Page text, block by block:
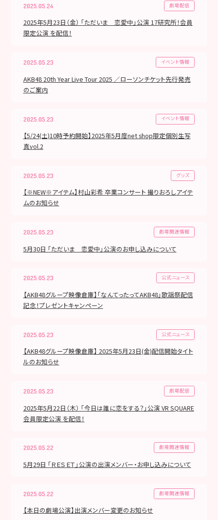
2025.05.24 劇場配信
2025年5月23日（金） 「ただいま 恋愛中」公演 17研究所！会員
限定公演 を配信！
2025.05.23 イベント情報
AKB48 20th Year Live Tour 2025 ／ローソンチケット先行発売
のご案内
2025.05.23 イベント情報
【5/24(土)10時予約開始】2025年5月度net shop限定個別生写
真vol.2
2025.05.23 グッズ
【※NEW※アイテム】村山彩希 卒業コンサート 撮りおろしアイテ
ムのお知らせ
2025.05.23 劇場関連情報
5月30日 「ただいま 恋愛中」公演のお申し込みについて
2025.05.23 公式ニュース
【AKB48グループ映像倉庫】「なんてったってAKB48」歌謡祭配信
記念！プレゼントキャンペーン
2025.05.23 公式ニュース
【AKB48グループ映像倉庫】 2025年5月23日(金)配信開始タイト
ルのお知らせ
2025.05.23 劇場配信
2025年5月22日（木） 「今日は誰に恋をする？」公演 VR SQUARE
会員限定公演 を配信！
2025.05.22 劇場関連情報
5月29日 「ＲＥＳＥＴ」公演の出演メンバー・お申し込みについて
2025.05.22 劇場関連情報
【本日の劇場公演】出演メンバー変更のお知らせ